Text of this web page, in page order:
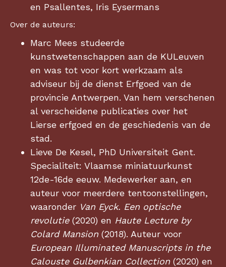
en Psallentes, Iris Eysermans
Over de auteurs:
Marc Mees studeerde
kunstwetenschappen aan de KULeuven
en was tot voor kort werkzaam als
adviseur bij de dienst Erfgoed van de
provincie Antwerpen. Van hem verschenen
al verscheidene publicaties over het
Lierse erfgoed en de geschiedenis van de
stad.
Lieve De Kesel, PhD Universiteit Gent.
Specialiteit: Vlaamse miniatuurkunst
12de-16de eeuw. Medewerker aan, en
auteur voor meerdere tentoonstellingen,
waaronder Van Eyck. Een optische
revolutie(2020) en Haute Lecture by
Colard Mansion (2018). Auteur voor
European Illuminated Manuscripts in the
Calouste Gulbenkian Collection (2020) en